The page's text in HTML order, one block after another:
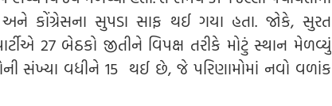
કોંગ્રેસના સુપડા સાફ થઈ ગયા હતા. જોકે, સુરત
27 બેઠકો જીતીને વિપક્ષ તરીકે મોટું સ્થાન મેળવ્યું
સંખ્યા વધીને 15 થઈ છે, જે પરિણામોમાં નવો વળાંક